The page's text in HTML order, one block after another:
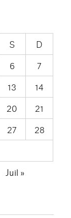
S
D
6
7
13
14
20
21
27
28
Juil »